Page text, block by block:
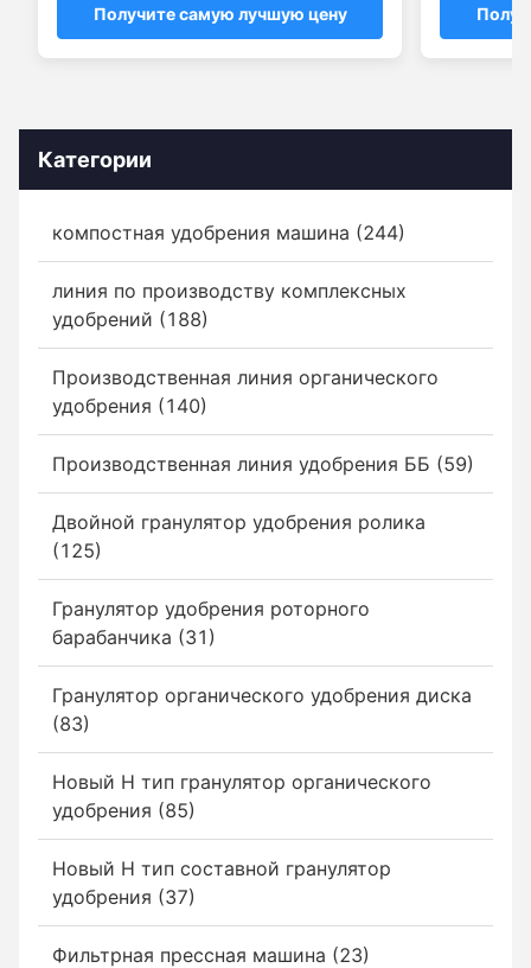
Получите самую лучшую цену
Категории
компостная удобрения машина (244)
линия по производству комплексных
удобрений (188)
Производственная линия органического
удобрения (140)
Производственная линия удобрения ББ (59)
Двойной гранулятор удобрения ролика
(125)
Гранулятор удобрения роторного
барабанчика (31)
Гранулятор органического удобрения диска
(83)
Новый Н тип гранулятор органического
удобрения (85)
Новый Н тип составной гранулятор
удобрения (37)
Фильтрная прессная машина (23)